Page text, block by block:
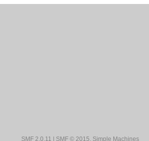
SMF 2.0.11 | SMF © 2015 Simple Machines